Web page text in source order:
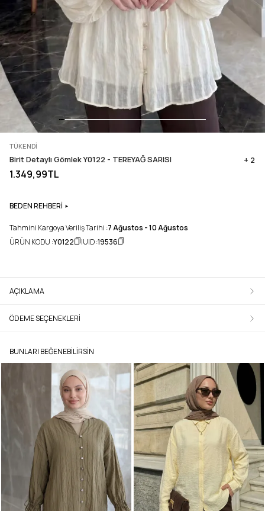
TÜKENDI
Birit Detaylı Gömlek Y0122 - TEREYAĞ SARISI + 2
1.349,99TL
BEDEN REHBERİ
Tahmini Kargoya Veriliş Tarihi :7 Ağustos - 10 Ağustos
ÜRÜN KODU :Y0122 UID :19536
AÇIKLAMA
ÖDEME SEÇENEKLERI
BUNLARI BEĞENEBILIRSIN